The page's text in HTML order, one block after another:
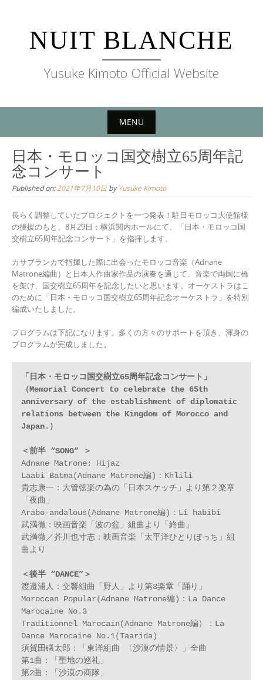
contentNUIT BLANCHE
Yusuke Kimoto Official Website
MENU
content
日本・モロッコ国交樹立65周年記
念コンサート
Published on:2021年7月10日 byYusuke Kimoto
長らく調整していたプロジェクトを一つ発表！駐日モロッコ大使館様
の後援のもと、8月29日：横浜関内ホールにて、「日本・モロッコ国
交樹立65周年記念コンサート」を指揮します。
カサブランカで指揮した際に出会ったモロッコ音楽（Adnane
Matrone編曲）と日本人作曲家作品の演奏を通じて、音楽で両国に橋
を架け、国交樹立65周年を記念したいと思います。オーケストラはこ
のために「日本・モロッコ国交樹立65周年記念オーケストラ」を特別
編成いたしました。
プログラムは下記になります。多くの方々のサポートを頂き、渾身の
プログラムが完成しました。
「日本・モロッコ国交樹立65周年記念コンサート」
（Memorial Concert to celebrate the 65th
anniversary of the establishment of diplomatic
relations between the Kingdom of Morocco and
Japan.）
＜前半 “SONG” ＞
Adnane Matrone: Hijaz
Laabi Batma(Adnane Matrone編)：Khlili
貴志康一：大管弦楽の為の「日本スケッチ」より第２楽章
「夜曲」
Arabo-andalous(Adnane Matrone編)：Li habibi
武満徹：映画音楽「波の盆」組曲より「終曲」
武満徹／芥川也寸志：映画音楽「太平洋ひとりぼっち」組
曲より
＜後半 “DANCE”＞
渡邉浦人：交響組曲「野人」より第3楽章「踊り」
Moroccan Popular(Adnane Matrone編)：La Dance
Marocaine No.3
Traditionnel Marocain(Adnane Matrone編）：La
Dance Marocaine No.1(Taarida)
須賀田礒太郎：「東洋組曲 〈沙漠の情景〉」全曲
第1曲：「聖地の巡礼」
第2曲：「沙漠の商隊」